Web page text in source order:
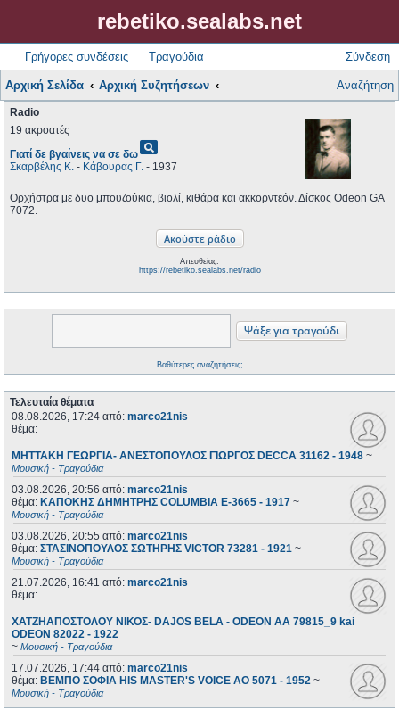
rebetiko.sealabs.net
Γρήγορες συνδέσεις Τραγούδια Σύνδεση
Αρχική Σελίδα Αρχική Συζητήσεων Αναζήτηση
Radio
19 ακροατές
Γιατί δε βγαίνεις να σε δωpageview
Σκαρβέλης Κ. - Κάβουρας Γ. - 1937
Ορχήστρα με δυο μπουζούκια, βιολί, κιθάρα και ακκορντεόν. Δίσκος Odeon GA
7072.
Απευθείας:
https://rebetiko.sealabs.net/radio
Βαθύτερες αναζητήσεις;
Τελευταία θέματα
08.08.2026, 17:24 από: marco21nis
θέμα:
ΜΗΤΤΑΚΗ ΓΕΩΡΓΙΑ- ΑΝΕΣΤΟΠΟΥΛΟΣ ΓΙΩΡΓΟΣ DECCA 31162 - 1948 ~
Μουσική - Τραγούδια
03.08.2026, 20:56 από: marco21nis
θέμα: ΚΑΠΟΚΗΣ ΔΗΜΗΤΡΗΣ COLUMBIA E-3665 - 1917 ~
Μουσική - Τραγούδια
03.08.2026, 20:55 από: marco21nis
θέμα: ΣΤΑΣΙΝΟΠΟΥΛΟΣ ΣΩΤΗΡΗΣ VICTOR 73281 - 1921 ~
Μουσική - Τραγούδια
21.07.2026, 16:41 από: marco21nis
θέμα:
ΧΑΤΖΗΑΠΟΣΤΟΛΟΥ ΝΙΚΟΣ- DAJOS BELA - ODEON AA 79815_9 kai
ODEON 82022 - 1922
~ Μουσική - Τραγούδια
17.07.2026, 17:44 από: marco21nis
θέμα: ΒΕΜΠΟ ΣΟΦΙΑ HIS MASTER'S VOICE AO 5071 - 1952 ~
Μουσική - Τραγούδια